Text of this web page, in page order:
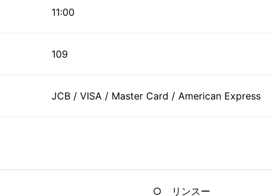
11:00
109
JCB / VISA / Master Card / American Express
○ リンスー